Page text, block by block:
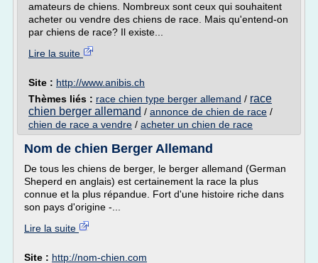
amateurs de chiens. Nombreux sont ceux qui souhaitent
acheter ou vendre des chiens de race. Mais qu'entend-on
par chiens de race? Il existe...
Lire la suite
Site : http://www.anibis.ch
Thèmes liés : race chien type berger allemand / race
chien berger allemand / annonce de chien de race /
chien de race a vendre / acheter un chien de race
Nom de chien Berger Allemand
De tous les chiens de berger, le berger allemand (German
Sheperd en anglais) est certainement la race la plus
connue et la plus répandue. Fort d'une histoire riche dans
son pays d'origine -...
Lire la suite
Site : http://nom-chien.com